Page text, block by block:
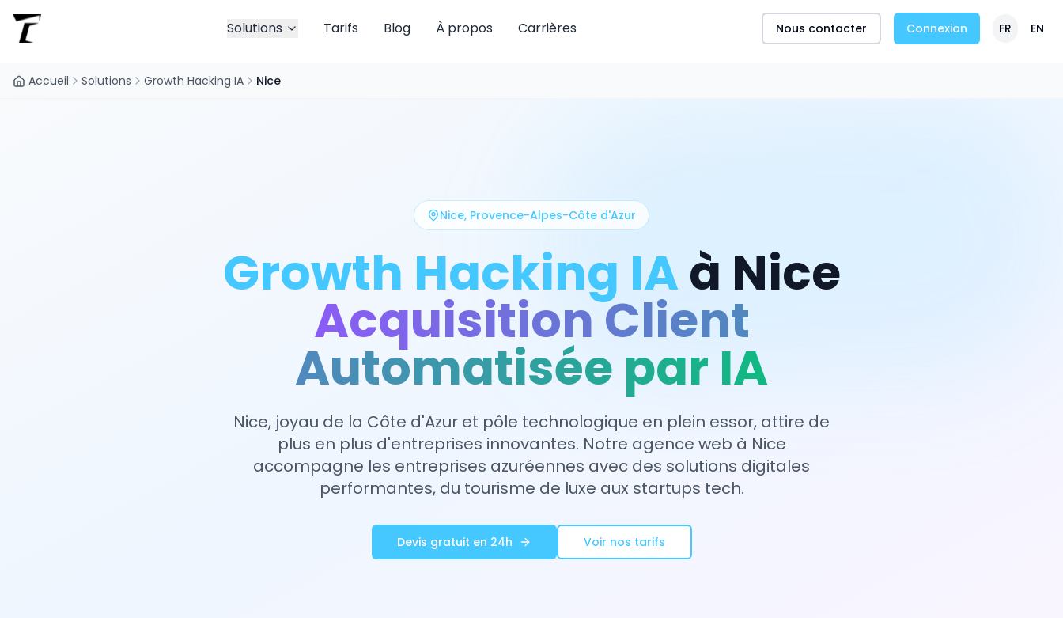
Solutions Tarifs Blog À propos Carrières Nous contacter Connexion FR EN
Accueil Solutions Growth Hacking IA Nice
Nice, Provence-Alpes-Côte d'Azur
Growth Hacking IAà Nice
Acquisition Client
Automatisée par IA
Nice, joyau de la Côte d'Azur et pôle technologique en plein essor, attire de
plus en plus d'entreprises innovantes. Notre agence web à Nice
accompagne les entreprises azuréennes avec des solutions digitales
performantes, du tourisme de luxe aux startups tech.
Devis gratuit en 24h Voir nos tarifs